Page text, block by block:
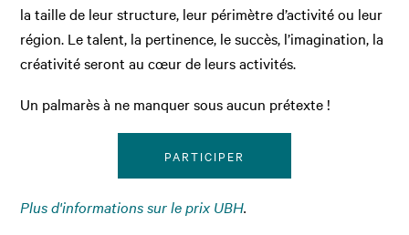
la taille de leur structure, leur périmètre d’activité ou leur
région. Le talent, la pertinence, le succès, l’imagination, la
créativité seront au cœur de leurs activités.
Un palmarès à ne manquer sous aucun prétexte !
PARTICIPER
Plus d'informations sur le prix UBH.